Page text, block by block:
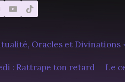
Oracles et Divinations
: Rattrape ton retard Le